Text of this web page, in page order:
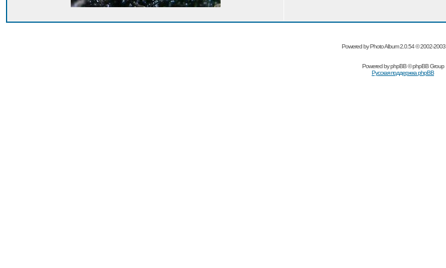
Powered by Photo Album 2.0.54 © 2002-2003
Powered byphpBB© phpBB Group
Русская поддержка phpBB